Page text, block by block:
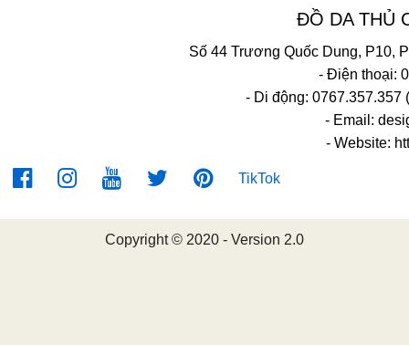
ĐỒ DA THỦ
Số 44 Trương Quốc Dung, P10,
- Điện thoại:
- Di động: 0767.357.357
- Email:
- Website:
TikTok
Copyright © 2020 - Version 2.0